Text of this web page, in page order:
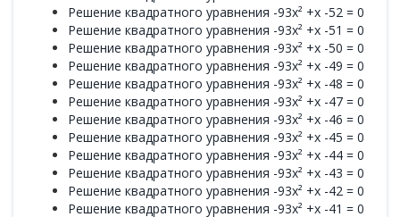
Решение квадратного уравнения -93x² +x -52 = 0
Решение квадратного уравнения -93x² +x -51 = 0
Решение квадратного уравнения -93x² +x -50 = 0
Решение квадратного уравнения -93x² +x -49 = 0
Решение квадратного уравнения -93x² +x -48 = 0
Решение квадратного уравнения -93x² +x -47 = 0
Решение квадратного уравнения -93x² +x -46 = 0
Решение квадратного уравнения -93x² +x -45 = 0
Решение квадратного уравнения -93x² +x -44 = 0
Решение квадратного уравнения -93x² +x -43 = 0
Решение квадратного уравнения -93x² +x -42 = 0
Решение квадратного уравнения -93x² +x -41 = 0